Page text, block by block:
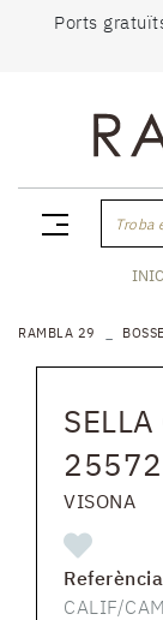
Ports
Troba
RAMBLA 29
VISONA
CALIF/